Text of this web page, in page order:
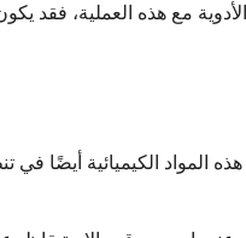
مع هذه العملية، فقد
الكيميائية أيضًا في